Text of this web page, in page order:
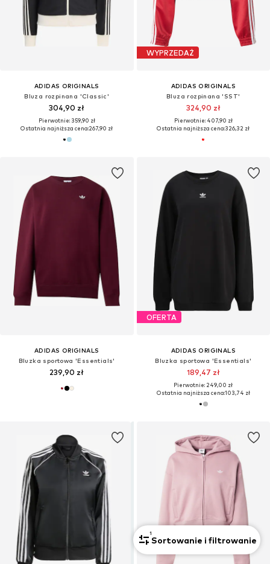
ADIDAS ORIGINALS
Bluza rozpinana 'Classic'
304,90 zł
Pierwotnie: 359,90 zł
Ostatnia najniższa cena:267,90 zł
WYPRZEDAŻ
ADIDAS ORIGINALS
Bluza rozpinana 'SST'
324,90 zł
Pierwotnie: 407,90 zł
Ostatnia najniższa cena:326,32 zł
ADIDAS ORIGINALS
Bluzka sportowa 'Essentials'
239,90 zł
OFERTA
ADIDAS ORIGINALS
Bluzka sportowa 'Essentials'
189,47 zł
Pierwotnie: 249,00 zł
Ostatnia najniższa cena:103,74 zł
1
Sortowanie i filtrowanie